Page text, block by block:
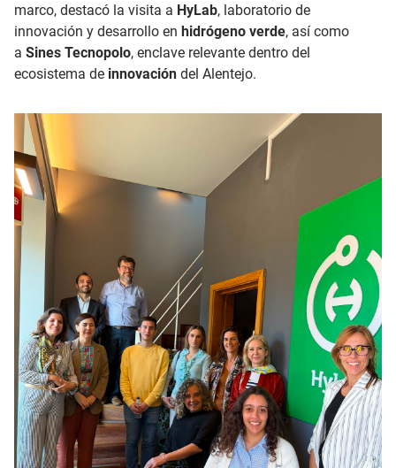
marco, destacó la visita a HyLab, laboratorio de
innovación y desarrollo en hidrógeno verde, así como
a Sines Tecnopolo, enclave relevante dentro del
ecosistema de innovación del Alentejo.